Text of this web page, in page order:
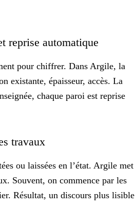
reprise automatique
pour chiffrer. Dans Argile, la
existante, épaisseur, accès. La
chaque paroi est reprise
travaux
ou laissées en l’état. Argile met
Souvent, on commence par les
Résultat, un discours plus lisible